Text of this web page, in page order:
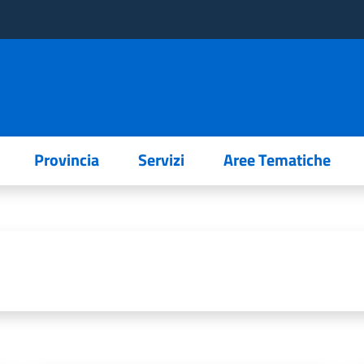
Provincia Servizi Aree Tematiche